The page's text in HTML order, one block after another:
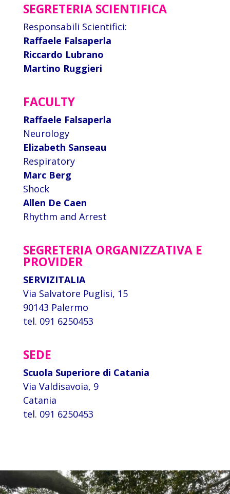
SEGRETERIA SCIENTIFICA
Responsabili Scientifici:
Raffaele Falsaperla
Riccardo Lubrano
Martino Ruggieri
FACULTY
Raffaele Falsaperla
Neurology
Elizabeth Sanseau
Respiratory
Marc Berg
Shock
Allen De Caen
Rhythm and Arrest
SEGRETERIA ORGANIZZATIVA E
PROVIDER
SERVIZITALIA
Via Salvatore Puglisi, 15
90143 Palermo
tel. 091 6250453
SEDE
Scuola Superiore di Catania
Via Valdisavoia, 9
Catania
tel. 091 6250453